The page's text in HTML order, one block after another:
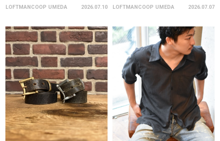
LOFTMANCOOP UMEDA 2026.07.10 LOFTMANCOOP UMEDA 2026.07.07